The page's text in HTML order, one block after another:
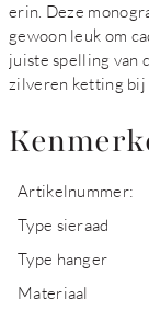
erin. Deze
gewoon leuk om
juiste spelling van
zilveren ketting bij
Artikelnummer:
Type sieraad
Type hanger
Materiaal